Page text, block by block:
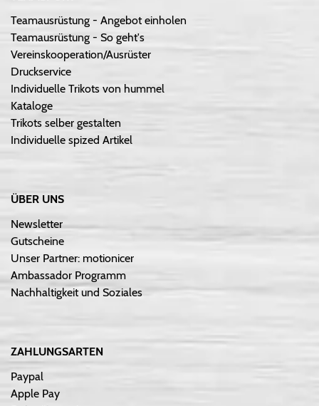
Teamausrüstung - Angebot einholen
Teamausrüstung - So geht's
Vereinskooperation/Ausrüster
Druckservice
Individuelle Trikots von hummel
Kataloge
Trikots selber gestalten
Individuelle spized Artikel
ÜBER UNS
Newsletter
Gutscheine
Unser Partner: motionicer
Ambassador Programm
Nachhaltigkeit und Soziales
ZAHLUNGSARTEN
Paypal
Apple Pay